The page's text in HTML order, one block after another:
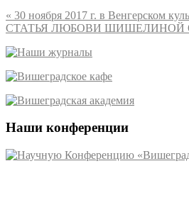
« 30 ноября 2017 г. в Венгерском
СТАТЬЯ ЛЮБОВИ ШИШЕЛИНОЙ
Наши конференции